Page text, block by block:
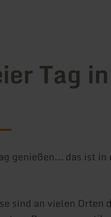
Tag
genießen... das ist in
sind an vielen Orten